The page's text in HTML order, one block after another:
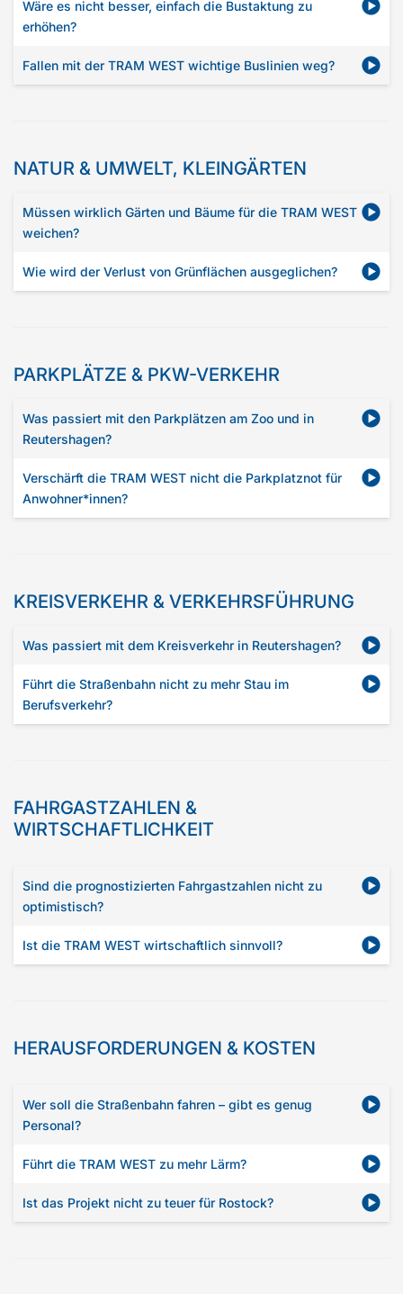
Wäre es nicht besser, einfach die Bustaktung zu
erhöhen?
Fallen mit der TRAM WEST wichtige Buslinien weg?
NATUR & UMWELT, KLEINGÄRTEN
Müssen wirklich Gärten und Bäume für die TRAM WEST
weichen?
Wie wird der Verlust von Grünflächen ausgeglichen?
PARKPLÄTZE & PKW-VERKEHR
Was passiert mit den Parkplätzen am Zoo und in
Reutershagen?
Verschärft die TRAM WEST nicht die Parkplatznot für
Anwohner*innen?
KREISVERKEHR & VERKEHRSFÜHRUNG
Was passiert mit dem Kreisverkehr in Reutershagen?
Führt die Straßenbahn nicht zu mehr Stau im
Berufsverkehr?
FAHRGASTZAHLEN &
WIRTSCHAFTLICHKEIT
Sind die prognostizierten Fahrgastzahlen nicht zu
optimistisch?
Ist die TRAM WEST wirtschaftlich sinnvoll?
HERAUSFORDERUNGEN & KOSTEN
Wer soll die Straßenbahn fahren – gibt es genug
Personal?
Führt die TRAM WEST zu mehr Lärm?
Ist das Projekt nicht zu teuer für Rostock?